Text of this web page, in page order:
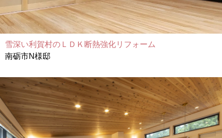
雪深い利賀村のＬＤＫ断熱強化リフォーム
南砺市N様邸